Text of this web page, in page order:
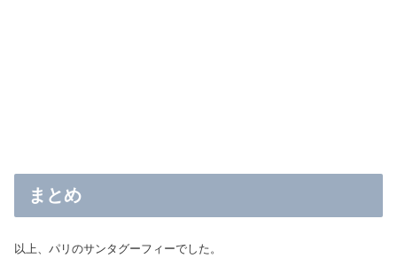
まとめ
以上、パリのサンタグーフィーでした。